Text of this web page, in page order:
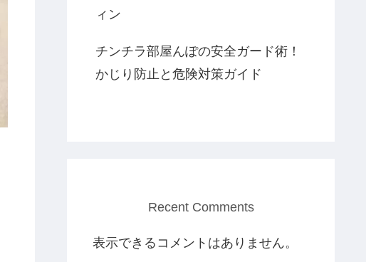
ィン
チンチラ部屋んぽの安全ガード術！
かじり防止と危険対策ガイド
Recent Comments
表示できるコメントはありません。